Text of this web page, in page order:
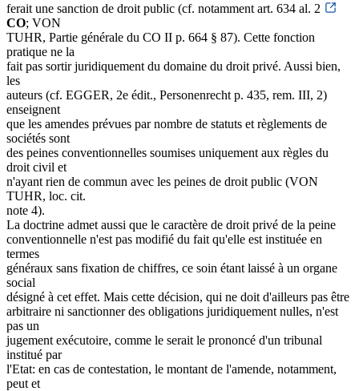
ferait une sanction de droit public (cf. notamment art. 634 al. 2
CO; VON
TUHR, Partie générale du CO II p. 664 § 87). Cette fonction
pratique ne la
fait pas sortir juridiquement du domaine du droit privé. Aussi bien,
les
auteurs (cf. EGGER, 2e édit., Personenrecht p. 435, rem. III, 2)
enseignent
que les amendes prévues par nombre de statuts et règlements de
sociétés sont
des peines conventionnelles soumises uniquement aux règles du
droit civil et
n'ayant rien de commun avec les peines de droit public (VON
TUHR, loc. cit.
note 4).
La doctrine admet aussi que le caractère de droit privé de la peine
conventionnelle n'est pas modifié du fait qu'elle est instituée en
termes
généraux sans fixation de chiffres, ce soin étant laissé à un organe
social
désigné à cet effet. Mais cette décision, qui ne doit d'ailleurs pas être
arbitraire ni sanctionner des obligations juridiquement nulles, n'est
pas un
jugement exécutoire, comme le serait le prononcé d'un tribunal
institué par
l'Etat: en cas de contestation, le montant de l'amende, notamment,
peut et